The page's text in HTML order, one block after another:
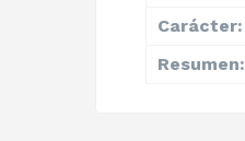
Carácter:
Resumen: